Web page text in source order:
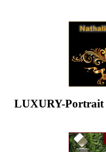
LUXURY-Portrait